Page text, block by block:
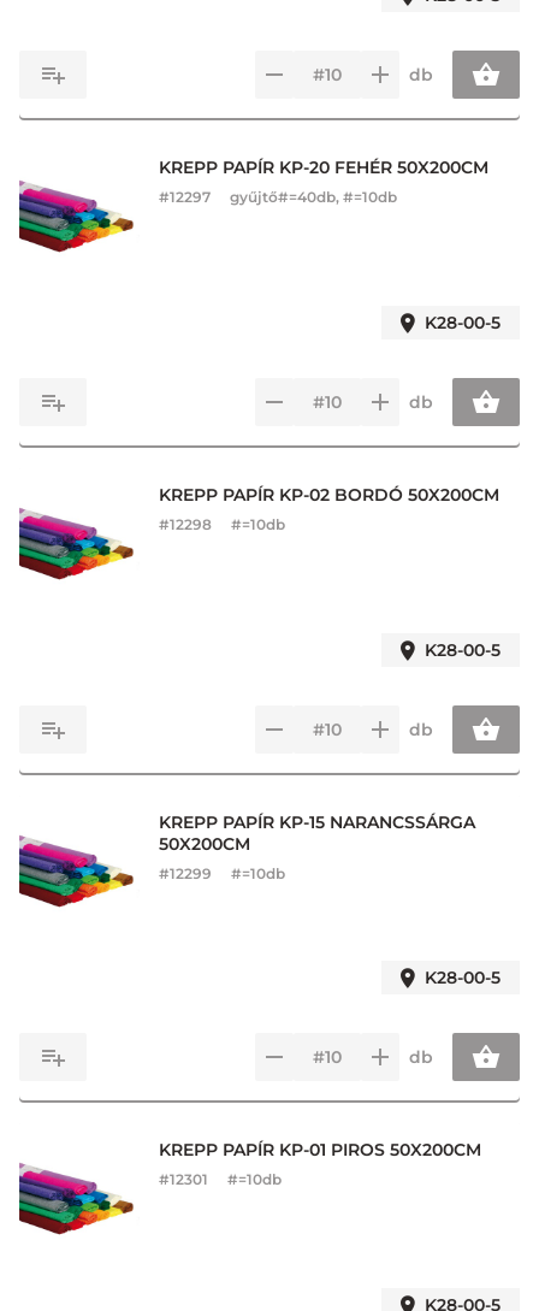
db
KREPP PAPÍR KP-20 FEHÉR 50X200CM
#12297 gyűjtő#=40db, #=10db
K28-00-5
db
KREPP PAPÍR KP-02 BORDÓ 50X200CM
#12298 #=10db
K28-00-5
db
KREPP PAPÍR KP-15 NARANCSSÁRGA
50X200CM
#12299 #=10db
K28-00-5
db
KREPP PAPÍR KP-01 PIROS 50X200CM
#12301 #=10db
K28-00-5